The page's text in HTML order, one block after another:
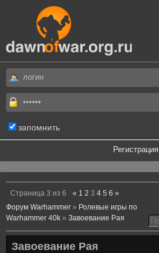
запомнить
Регистрация
.
Страница 3 из 6 « 1 2 3 4 5 6 »
Форум Warhammer » Ролевые игры по
Warhammer 40k » Завоевание Рая
Завоевание Рая